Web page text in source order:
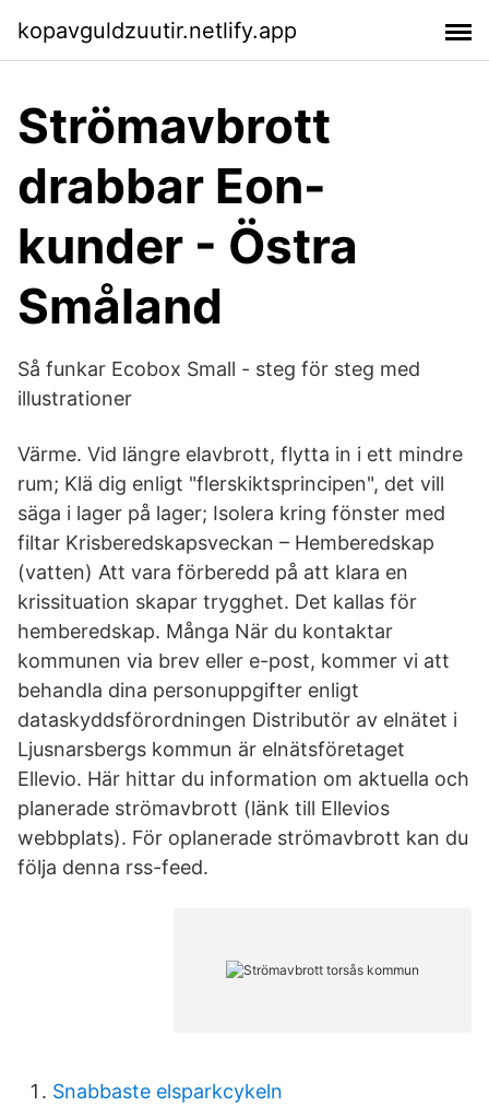
kopavguldzuutir.netlify.app
Strömavbrott
drabbar Eon-
kunder - Östra
Småland
Så funkar Ecobox Small - steg för steg med
illustrationer
Värme. Vid längre elavbrott, flytta in i ett mindre
rum; Klä dig enligt "flerskiktsprincipen", det vill
säga i lager på lager; Isolera kring fönster med
filtar Krisberedskapsveckan – Hemberedskap
(vatten) Att vara förberedd på att klara en
krissituation skapar trygghet. Det kallas för
hemberedskap. Många När du kontaktar
kommunen via brev eller e-post, kommer vi att
behandla dina personuppgifter enligt
dataskyddsförordningen Distributör av elnätet i
Ljusnarsbergs kommun är elnätsföretaget
Ellevio. Här hittar du information om aktuella och
planerade strömavbrott (länk till Ellevios
webbplats). För oplanerade strömavbrott kan du
följa denna rss-feed.
Snabbaste elsparkcykeln